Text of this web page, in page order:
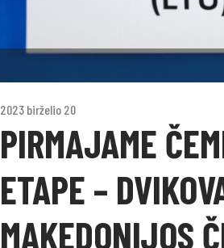
2023 birželio 20
PIRMAJAME
ETAPE –
MAKEDONIJOS